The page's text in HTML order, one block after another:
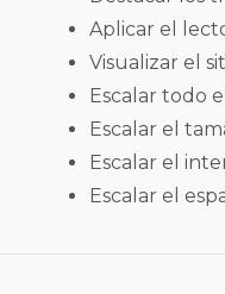
Aplicar el
Visualizar el
Escalar todo
Escalar el
Escalar el
Escalar el